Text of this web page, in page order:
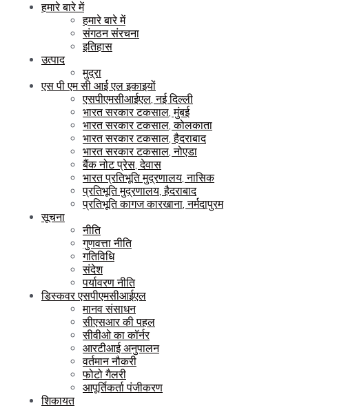
हमारे बारे में
हमारे बारे में
संगठन संरचना
इतिहास
उत्पाद
मुद्रा
एस पी एम सी आई एल इकाइयों
एसपीएमसीआईएल, नई दिल्ली
भारत सरकार टकसाल, मुंबई
भारत सरकार टकसाल, कोलकाता
भारत सरकार टकसाल, हैदराबाद
भारत सरकार टकसाल, नोएडा
बैंक नोट प्रेस, देवास
भारत प्रतिभूति मुद्रणालय, नासिक
प्रतिभूति मुद्रणालय, हैदराबाद
प्रतिभूति कागज कारखाना, नर्मदापुरम
सूचना
नीति
गुणवत्ता नीति
गतिविधि
संदेश
पर्यावरण नीति
डिस्कवर एसपीएमसीआईएल
मानव संसाधन
सीएसआर की पहल
सीवीओ का कॉर्नर
आरटीआई अनुपालन
वर्तमान नौकरी
फोटो गैलरी
आपूर्तिकर्ता पंजीकरण
शिकायत